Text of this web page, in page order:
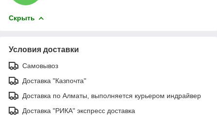
Скрыть
Условия доставки
Самовывоз
Доставка "Казпочта"
Доставка по Алматы, выполняется курьером индрайвер
Доставка "РИКА" экспресс доставка